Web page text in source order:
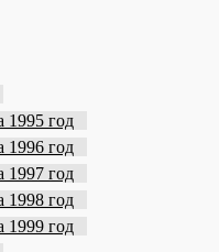
1995 год
1996 год
1997 год
1998 год
1999 год